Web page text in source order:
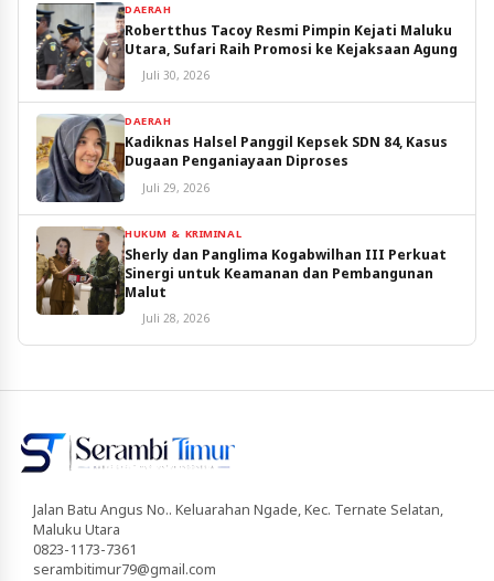
DAERAH
Robertthus Tacoy Resmi Pimpin Kejati Maluku
Utara, Sufari Raih Promosi ke Kejaksaan Agung
Juli 30, 2026
DAERAH
Kadiknas Halsel Panggil Kepsek SDN 84, Kasus
Dugaan Penganiayaan Diproses
Juli 29, 2026
HUKUM & KRIMINAL
Sherly dan Panglima Kogabwilhan III Perkuat
Sinergi untuk Keamanan dan Pembangunan
Malut
Juli 28, 2026
Jalan Batu Angus No.. Keluarahan Ngade, Kec. Ternate Selatan,
Maluku Utara
0823-1173-7361
serambitimur79@gmail.com